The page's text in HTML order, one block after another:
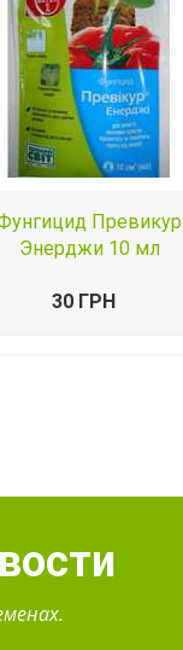
Превикур
Энерджи 10 мл
30 ГРН